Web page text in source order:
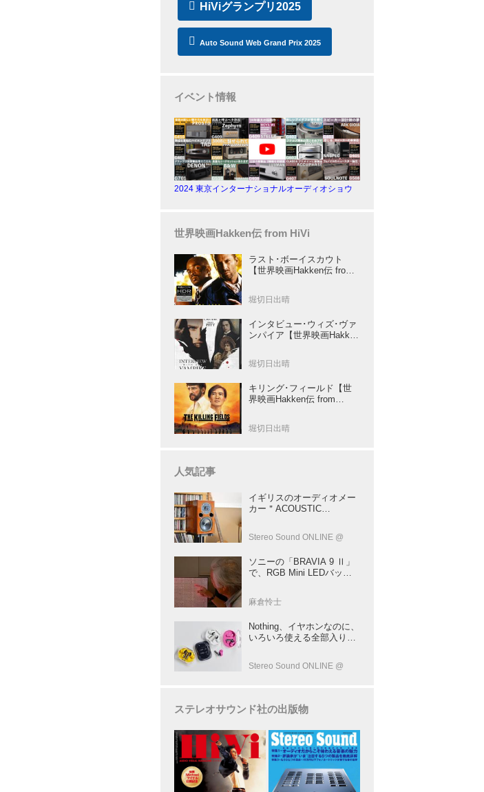
HiViグランプリ2025
Auto Sound Web Grand Prix 2025
イベント情報
2024 東京インターナショナルオーディオショウ
世界映画Hakken伝 from HiVi
ラスト･ボーイスカウト
【世界映画Hakken伝 from
が放つ負け犬アクションの
堀切日出晴
インタビュー･ウィズ･ヴァ
ンパイア【世界映画Hakken
督吸血鬼ホラー
堀切日出晴
キリング･フィールド【世
界映画Hakken伝 from
さぶる傑作
堀切日出晴
人気記事
イギリスのオーディオメー
カー＂ACOUSTIC
「AE1」の40周年記念モデ
Stereo Sound ONLINE @
ソニーの「BRAVIA 9 Ⅱ」
で、RGB Mini LEDバック
リー” だ（後）：麻倉怜士
137
麻倉怜士
Nothing、イヤホンなのに、
いろいろ使える全部入りモ
や、会話も録音できる
Stereo Sound ONLINE @
ステレオサウンド社の出版物